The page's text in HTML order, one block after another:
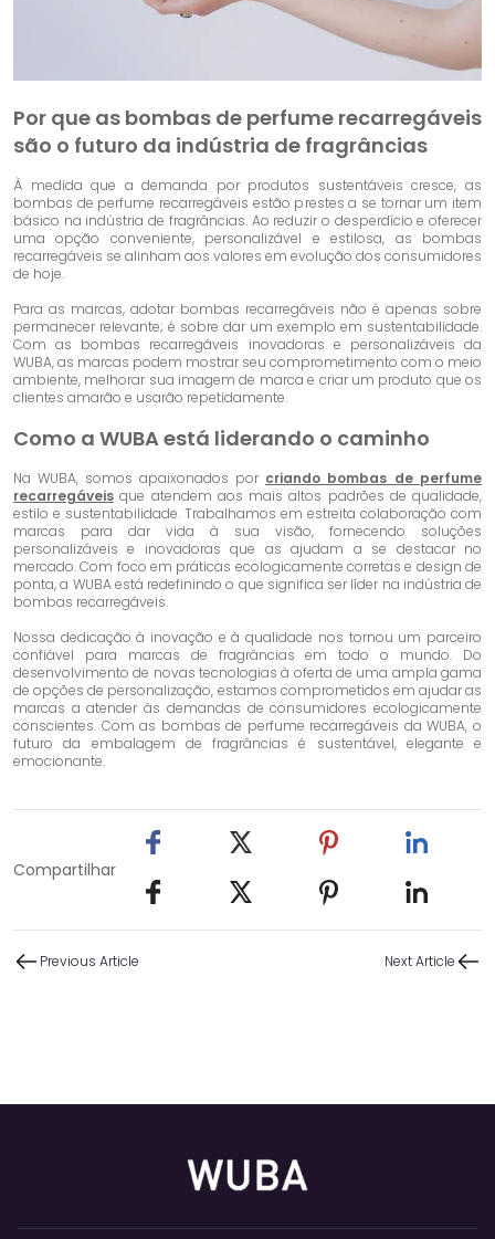
Por que as bombas de perfume recarregáveis
​​são o futuro da indústria de fragrâncias
À medida que a demanda por produtos sustentáveis ​​cresce, as
bombas de perfume recarregáveis ​​estão prestes a se tornar um item
básico na indústria de fragrâncias. Ao reduzir o desperdício e oferecer
uma opção conveniente, personalizável e estilosa, as bombas
recarregáveis ​​se alinham aos valores em evolução dos consumidores
de hoje.
Para as marcas, adotar bombas recarregáveis ​​não é apenas sobre
permanecer relevante; é sobre dar um exemplo em sustentabilidade.
Com as bombas recarregáveis ​​inovadoras e personalizáveis ​​da
WUBA, as marcas podem mostrar seu comprometimento com o meio
ambiente, melhorar sua imagem de marca e criar um produto que os
clientes amarão e usarão repetidamente.
Como a WUBA está liderando o caminho
Na WUBA, somos apaixonados por criando bombas de perfume
recarregáveis que atendem aos mais altos padrões de qualidade,
estilo e sustentabilidade. Trabalhamos em estreita colaboração com
marcas para dar vida à sua visão, fornecendo soluções
personalizáveis ​​e inovadoras que as ajudam a se destacar no
mercado. Com foco em práticas ecologicamente corretas e design de
ponta, a WUBA está redefinindo o que significa ser líder na indústria de
bombas recarregáveis.
Nossa dedicação à inovação e à qualidade nos tornou um parceiro
confiável para marcas de fragrâncias em todo o mundo. Do
desenvolvimento de novas tecnologias à oferta de uma ampla gama
de opções de personalização, estamos comprometidos em ajudar as
marcas a atender às demandas de consumidores ecologicamente
conscientes. Com as bombas de perfume recarregáveis ​​da WUBA, o
futuro da embalagem de fragrâncias é sustentável, elegante e
emocionante.
Compartilhar
Previous Article Next Article